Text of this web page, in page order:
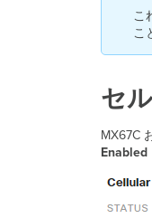
こ
こ
セ
MX67C
Enabled